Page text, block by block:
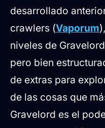
desarrollado
crawlers (Vaporum
niveles de
pero bien
de extras para
de las cosas que
Gravelord es el